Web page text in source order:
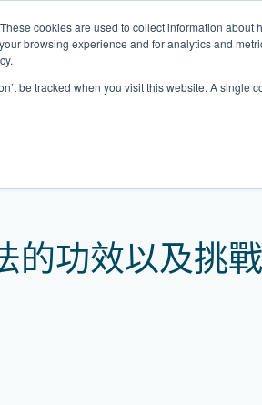
cookies are used to collect information
browsing experience and for analytics and
be tracked when you visit this website. A
關於我們 我們的診所
廣場5樓
世紀廣場6樓
樓2205–6室
世紀廣場20樓
香港中環德己立街1號世
樓
庫一樓
香港中環德己立街1號世
樓
的功效以及挑戰